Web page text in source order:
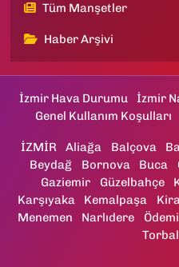
Tüm Manşetler
Haber Arşivi
İzmir Hava Durumu İzmir
Genel Kullanım Koşulları
İZMİR Aliağa Balçova
Beydağ
Bornova Buca
Gaziemir
Güzelbahçe
Karşıyaka
Kemalpaşa
Menemen
Narlıdere